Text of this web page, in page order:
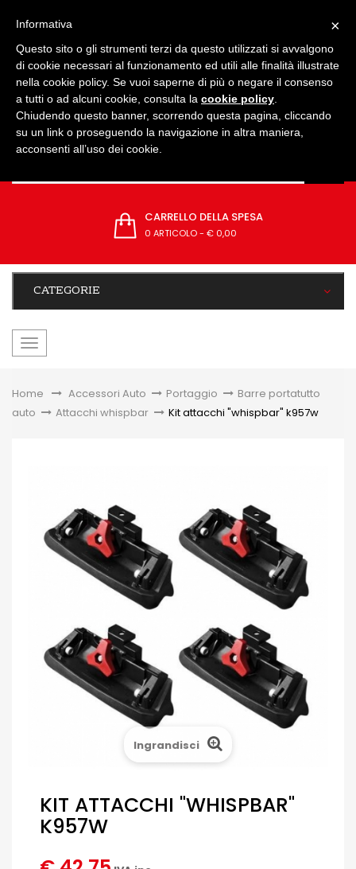
CARRELLO DELLA SPESA
0 ARTICOLO- € 0,00
CATEGORIE
navigazione
Home &gt;Accessori Auto > Portaggio >
Barre portatutto
auto > Attacchi whispbar > Kit attacchi "whispbar" k957w
Ingrandisci
KIT ATTACCHI "WHISPBAR"
K957W
×
Informativa
Questo sito o gli strumenti terzi da questo utilizzati si avvalgono
di cookie necessari al funzionamento ed utili alle finalità illustrate
nella cookie policy. Se vuoi saperne di più o negare il consenso
a tutti o ad alcuni cookie, consulta la cookie policy
Chiudendo questo banner, scorrendo questa pagina, cliccando
su un link o proseguendo la navigazione in altra maniera,
acconsenti all’uso dei cookie.